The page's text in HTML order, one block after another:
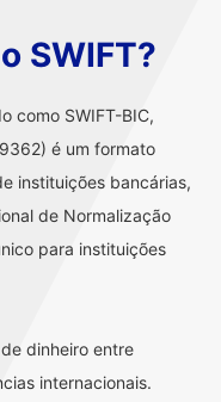
SWIFT?
como SWIFT-BIC,
é um formato
instituições bancárias,
de Normalização
para instituições
dinheiro entre
internacionais.